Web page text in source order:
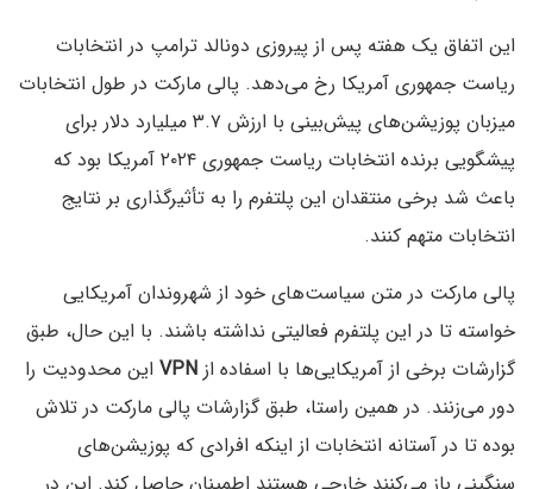
این اتفاق یک هفته پس از پیروزی دونالد ترامپ در انتخابات
ریاست جمهوری آمریکا رخ می‌دهد. پالی مارکت در طول انتخابات
میزبان پوزیشن‌های پیش‌بینی با ارزش ۳.۷ میلیارد دلار برای
پیشگویی برنده انتخابات ریاست جمهوری ۲۰۲۴ آمریکا بود که
باعث شد برخی منتقدان این پلتفرم را به تأثیرگذاری بر نتایج
انتخابات متهم کنند.
پالی مارکت در متن سیاست‌های خود از شهروندان آمریکایی
خواسته تا در این پلتفرم فعالیتی نداشته باشند. با این حال، طبق
گزارشات برخی از آمریکایی‌ها با اسفاده از VPN این محدودیت را
دور می‌زنند. در همین راستا، طبق گزارشات پالی مارکت در تلاش
بوده تا در آستانه انتخابات از اینکه افرادی که پوزیشن‌های